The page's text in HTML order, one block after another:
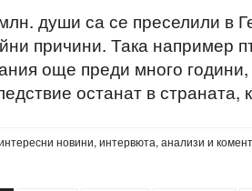
души са се преселили в
причини. Така например
още преди много
останат в
новини, интервюта, анализи и